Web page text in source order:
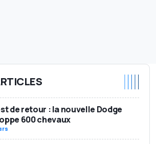
de retour : la nouvelle Dodge
600 chevaux